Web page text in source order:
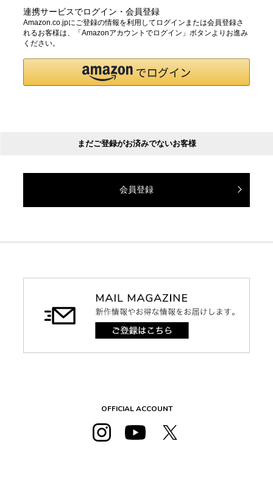
連携サービスでログイン・会員登録
Amazon.co.jpにご登録の情報を利用してログインまたは会員登録さ
れるお客様は、「Amazonアカウントでログイン」ボタンよりお進み
ください。
まだご登録がお済みでないお客様
会員登録
OFFICIAL ACCOUNT